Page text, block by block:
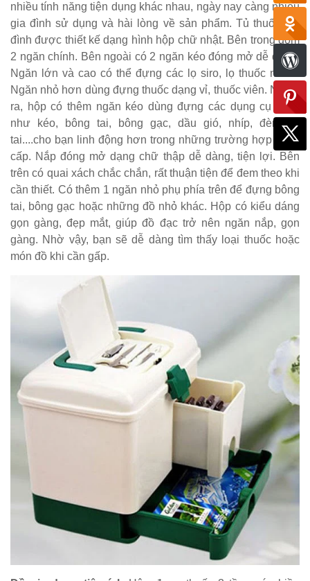
nhiều tính năng tiện dụng khác nhau, ngày nay càng nhiều
gia đình sử dụng và hài lòng về sản phẩm. Tủ thuốc gia
đình được thiết kế dạng hình hộp chữ nhật. Bên trong gồm
2 ngăn chính. Bên ngoài có 2 ngăn kéo đóng mở dễ dàng.
Ngăn lớn và cao có thể đựng các lọ siro, lọ thuốc nước.
Ngăn nhỏ hơn dùng đựng thuốc dạng vỉ, thuốc viên. Ngoài
ra, hộp có thêm ngăn kéo dùng đựng các dụng cụ khác
như kéo, bông tai, bông gạc, dầu gió, nhíp, đèn soi
tai....cho bạn linh động hơn trong những trường hợp khẩn
cấp. Nắp đóng mở dạng chữ thập dễ dàng, tiện lợi. Bên
trên có quai xách chắc chắn, rất thuận tiện để đem theo khi
cần thiết. Có thêm 1 ngăn nhỏ phụ phía trên để đựng bông
tai, bông gạc hoặc những đồ nhỏ khác. Hộp có kiểu dáng
gọn gàng, đẹp mắt, giúp đồ đạc trở nên ngăn nắp, gọn
gàng. Nhờ vậy, bạn sẽ dễ dàng tìm thấy loại thuốc hoặc
món đồ khi cần gấp.